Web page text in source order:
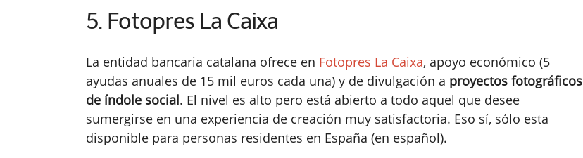
5. Fotopres La Caixa
La entidad bancaria catalana ofrece en Fotopres La Caixa, apoyo económico (5
ayudas anuales de 15 mil euros cada una) y de divulgación a proyectos fotográficos
de índole social. El nivel es alto pero está abierto a todo aquel que desee
sumergirse en una experiencia de creación muy satisfactoria. Eso sí, sólo esta
disponible para personas residentes en España (en español).